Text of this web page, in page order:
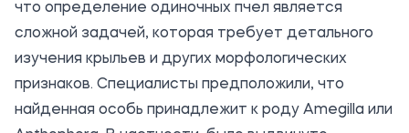
что определение одиночных пчел является
сложной задачей, которая требует детального
изучения крыльев и других морфологических
признаков. Специалисты предположили, что
найденная особь принадлежит к роду Amegilla или